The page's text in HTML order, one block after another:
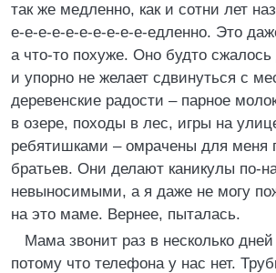
так же медленно, как и сотни лет
е-е-е-е-е-е-е-е-е-е-едленно. Это
а что-то похуже. Оно будто сжалось
и упорно не желает сдвинуться с
деревенские радости – парное
в озере, походы в лес, игры на
ребятишками – омрачены для меня
братьев. Они делают каникулы по-
невыносимыми, а я даже не могу
на это маме. Вернее, пыталась.
Мама звонит раз в несколько
потому что телефона у нас нет.